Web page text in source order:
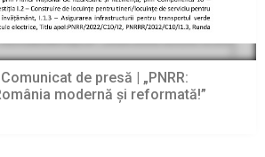
Comunicat de presă | „PNRR:
modernă și reformată!”